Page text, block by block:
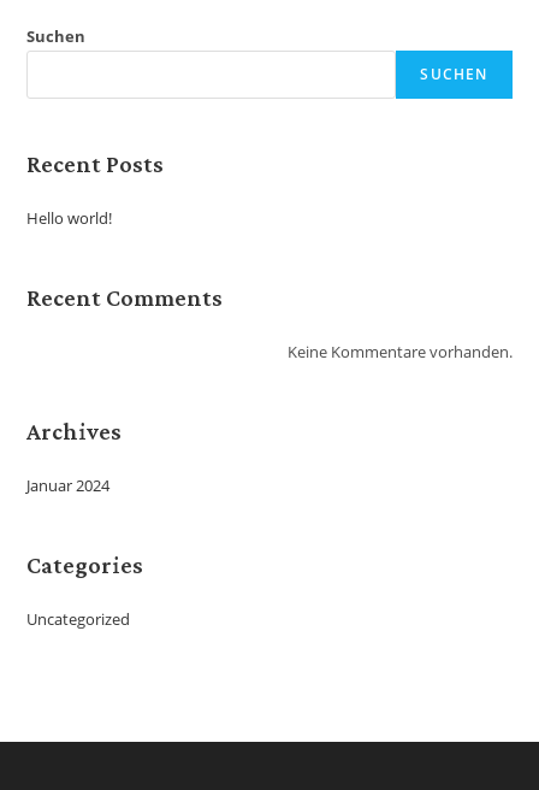
Suchen
SUCHEN
Recent Posts
Hello world!
Recent Comments
Keine Kommentare vorhanden.
Archives
Januar 2024
Categories
Uncategorized